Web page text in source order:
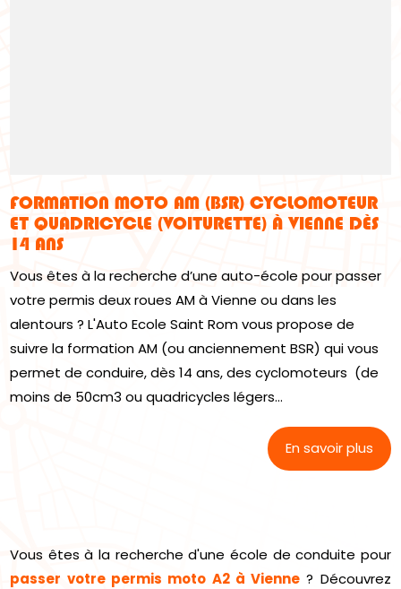
FORMATION MOTO AM (BSR) CYCLOMOTEUR
ET QUADRICYCLE (VOITURETTE) À VIENNE DÈS
14 ANS
Vous êtes à la recherche d’une auto-école pour passer
votre permis deux roues AM à Vienne ou dans les
alentours ? L'Auto Ecole Saint Rom vous propose de
suivre la formation AM (ou anciennement BSR) qui vous
permet de conduire, dès 14 ans, des cyclomoteurs (de
moins de 50cm3 ou quadricycles légers...
En savoir plus
Vous êtes à la recherche d'une école de conduite pour
passer votre permis moto A2 à Vienne ? Découvrez